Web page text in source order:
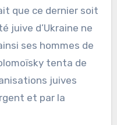
que ce dernier soit
juive d’Ukraine ne
ses hommes de
tenta de
juives
et par la